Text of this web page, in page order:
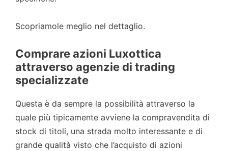
Scopriamole meglio nel dettaglio.
Comprare azioni Luxottica
attraverso agenzie di trading
specializzate
Questa è da sempre la possibilità attraverso la
quale più tipicamente avviene la compravendita di
stock di titoli, una strada molto interessante e di
grande qualità visto che l’acquisto di azioni